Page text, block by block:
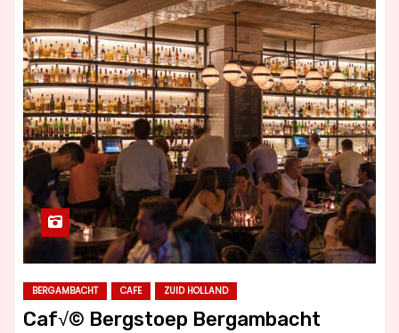
BERGAMBACHT CAFE ZUID HOLLAND
Caf√© Bergstoep Bergambacht